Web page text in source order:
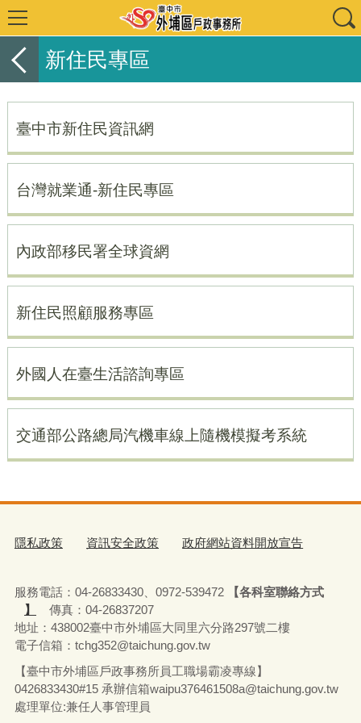
新住民專區
臺中市新住民資訊網
台灣就業通-新住民專區
內政部移民署全球資網
新住民照顧服務專區
外國人在臺生活諮詢專區
交通部公路總局汽機車線上隨機模擬考系統
隱私政策 資訊安全政策 政府網站資料開放宣告
服務電話：04-26833430、0972-539472
【各科室聯絡方式
】
傳真：04-26837207
地址：438002臺中市外埔區大同里六分路297號二樓
電子信箱：tchg352@taichung.gov.tw
【臺中市外埔區戶政事務所員工職場霸凌專線】
0426833430#15 承辦信箱waipu376461508a@taichung.gov.tw
處理單位:兼任人事管理員